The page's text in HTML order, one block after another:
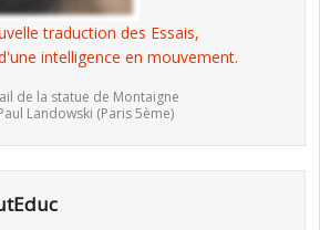
traduction des Essais,
intelligence en mouvement.
de la statue de Montaigne
Landowski (Paris 5ème)